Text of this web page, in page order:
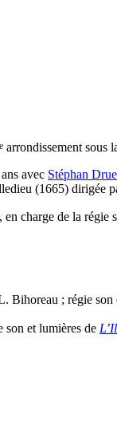
e arrondissement sous
avec Stéphan
(1665) dirigée
, en charge de la régie
Bihoreau ; régie son
son et lumières de